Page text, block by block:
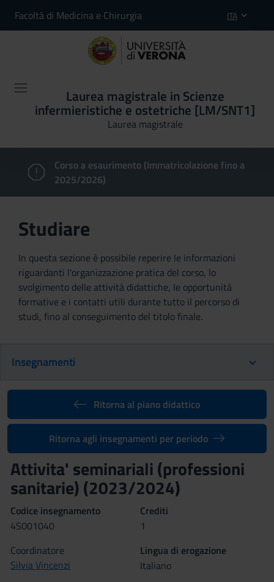
Facoltà di Medicina e Chirurgia ITA
Laurea magistrale in Scienze
infermieristiche e ostetriche [LM/SNT1]
Laurea magistrale
Corso a esaurimento (Immatricolazione fino a
2025/2026)
Studiare
In questa sezione è possibile reperire le informazioni
riguardanti l'organizzazione pratica del corso, lo
svolgimento delle attività didattiche, le opportunità
formative e i contatti utili durante tutto il percorso di
studi, fino al conseguimento del titolo finale.
Insegnamenti
Ritorna al piano didattico
Ritorna agli insegnamenti per periodo
Attivita' seminariali (professioni
sanitarie) (2023/2024)
Codice insegnamento
4S001040
Crediti
1
Coordinatore
Silvia Vincenzi
Lingua di erogazione
Italiano